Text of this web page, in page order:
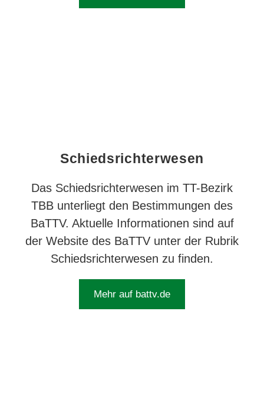
Schieds­richter­wesen
Das Schieds­richter­wesen im TT-Bezirk
TBB unterliegt den Bestim­mungen des
BaTTV. Aktuelle Informationen sind auf
der Website des BaTTV unter der Rubrik
Schieds­richter­wesen zu finden.
Mehr auf battv.de